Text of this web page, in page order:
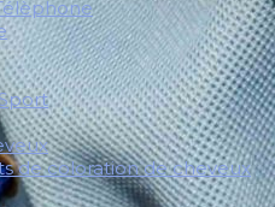
de coloration de cheveux